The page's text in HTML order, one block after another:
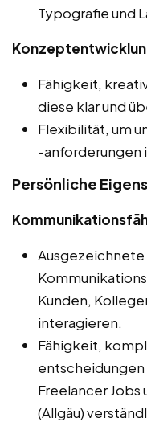
Typografie und
Fähigkeit,
diese klar und
Flexibilität, um
-anforderungen
Persönliche
Kunden,
interagieren.
Fähigkeit,
Freelancer
(Allgäu)